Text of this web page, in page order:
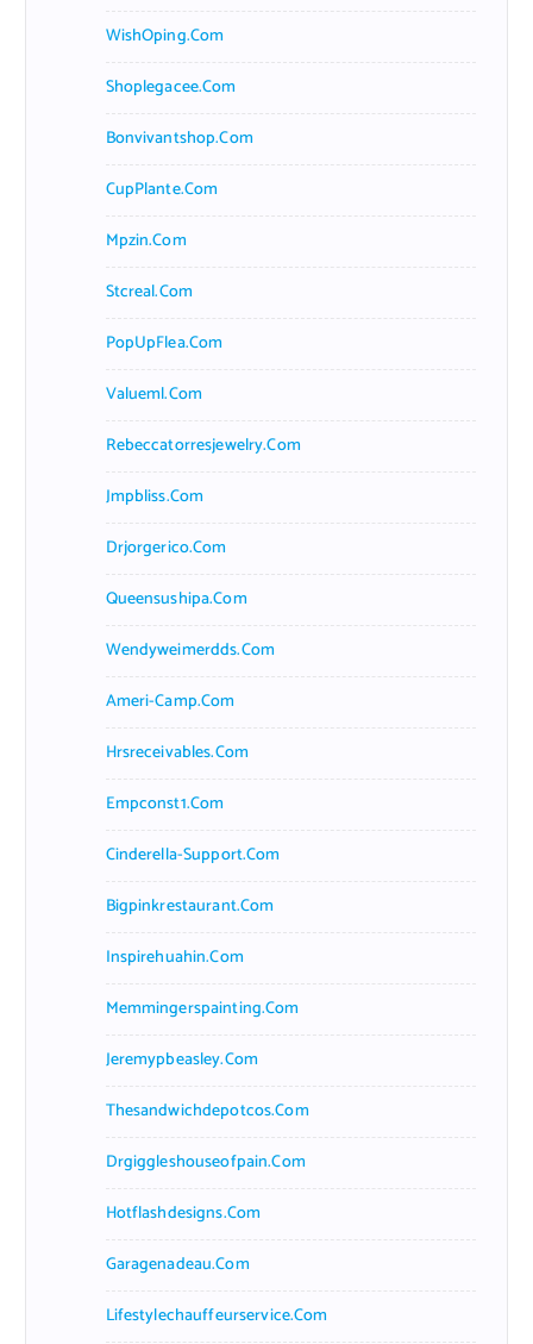
WishOping.com
Shoplegacee.com
Bonvivantshop.com
CupPlante.com
Mpzin.com
Stcreal.com
PopUpFlea.com
Valueml.com
Rebeccatorresjewelry.com
Jmpbliss.com
Drjorgerico.com
Queensushipa.com
Wendyweimerdds.com
Ameri-Camp.com
Hrsreceivables.com
Empconst1.com
Cinderella-Support.com
Bigpinkrestaurant.com
Inspirehuahin.com
Memmingerspainting.com
Jeremypbeasley.com
Thesandwichdepotcos.com
Drgiggleshouseofpain.com
Hotflashdesigns.com
Garagenadeau.com
Lifestylechauffeurservice.com